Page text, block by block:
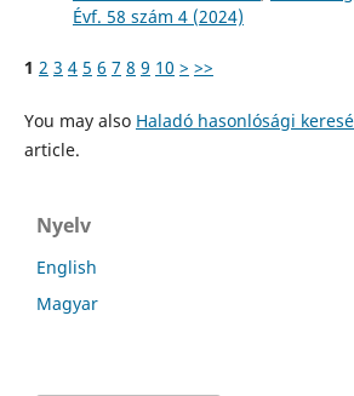
Évf. 58 szám 4 (2024)
1 2 3 4 5 6 7 8 9 10 > >>
You may also Haladó hasonlósági
article.
Nyelv
English
Magyar